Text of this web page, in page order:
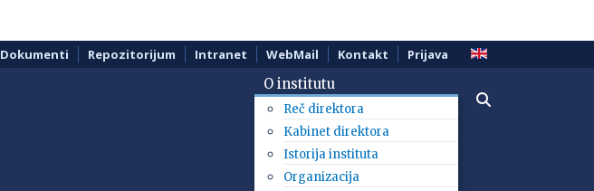
Dokumenti Repozitorijum Intranet WebMail Kontakt Prijava
O institutu
Reč direktora
Kabinet direktora
Istorija instituta
Organizacija